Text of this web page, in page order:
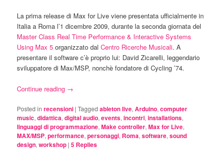
La prima release di Max for Live viene presentata ufficialmente in
Italia a Roma l’1 dicembre 2009, durante la seconda giornata del
Master Class Real Time Performance & Interactive Systems
Using Max 5 organizzato dalCentro Ricerche Musicali. A
presentare il software c’è proprio lui: David Zicarelli, leggendario
sviluppatore di Max/MSP, nonchè fondatore di Cycling ’74.
Continue reading →
Posted in recensioni |Tagged ableton live,Arduino,computer
music,didattica,digital audio,events,incontri,installations,
linguaggi di programmazione,Make controller,Max for Live,
MAX/MSP,performance,personaggi, Roma,software,sound
design,workshop |5 Replies